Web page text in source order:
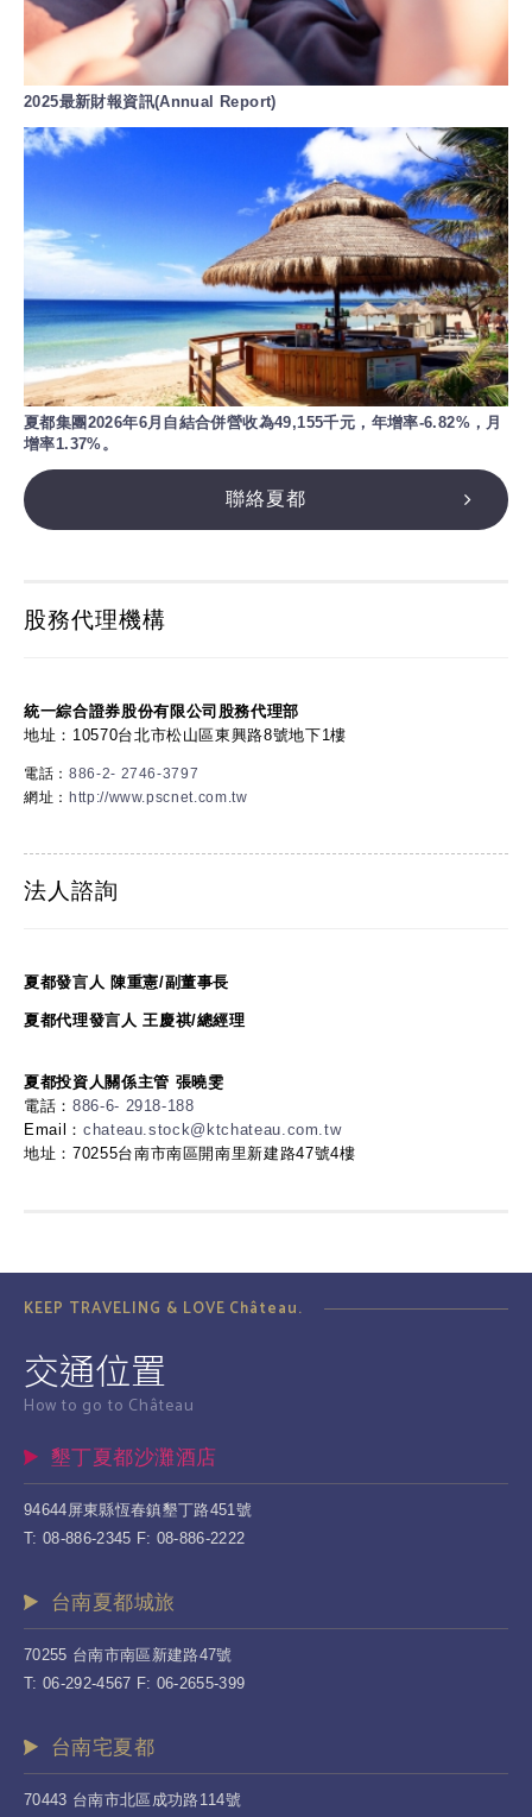
2025最新財報資訊(Annual Report)
夏都集團2026年6月自結合併營收為49,155千元，年增率-6.82%，月
增率1.37%。
聯絡夏都
股務代理機構
統一綜合證券股份有限公司股務代理部
地址：10570台北市松山區東興路8號地下1樓
電話： 886-2- 2746-3797
網址： http://www.pscnet.com.tw
法人諮詢
夏都發言人 陳重憲/副董事長
夏都代理發言人 王慶祺/總經理
夏都投資人關係主管 張曉雯
電話： 886-6- 2918-188
Email： chateau.stock@ktchateau.com.tw
地址：70255台南市南區開南里新建路47號4樓
KEEP TRAVELING & LOVE Château.
交通位置
How to go to Château
墾丁夏都沙灘酒店
94644屏東縣恆春鎮墾丁路451號
T: 08-886-2345 F: 08-886-2222
台南夏都城旅
70255 台南市南區新建路47號
T: 06-292-4567 F: 06-2655-399
台南宅夏都
70443 台南市北區成功路114號